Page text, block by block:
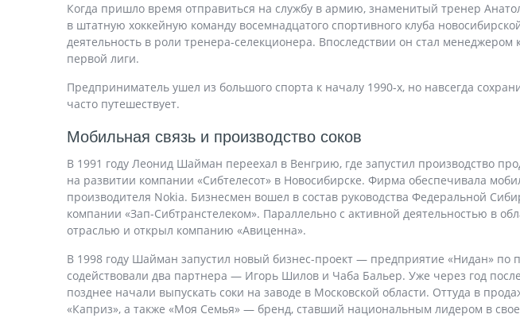
Когда пришло время отправиться на службу в армию, знаменитый тренер
в штатную хоккейную команду восемнадцатого спортивного клуба
деятельность в роли тренера-селекционера. Впоследствии он стал
первой лиги.
Предприниматель ушел из большого спорта к началу 1990-х, но навсегда
часто путешествует.
Мобильная связь и производство соков
В 1991 году Леонид Шайман переехал в Венгрию, где запустил производство
на развитии компании «Сибтелесот» в Новосибирске. Фирма обеспечивала
производителя Nokia. Бизнесмен вошел в состав руководства Федеральной
компании «Зап-Сибтранстелеком». Параллельно с активной деятельностью в
отраслью и открыл компанию «Авиценна».
В 1998 году Шайман запустил новый бизнес-проект — предприятие «Нидан» по
содействовали два партнера — Игорь Шилов и Чаба Бальер. Уже через год
позднее начали выпускать соки на заводе в Московской области. Оттуда в
«Каприз», а также «Моя Семья» — бренд, ставший национальным лидером в